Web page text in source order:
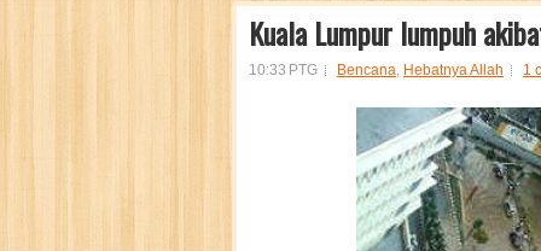
Kuala Lumpur lumpuh
10:33 PTG Bencana, Hebatnya Allah 1